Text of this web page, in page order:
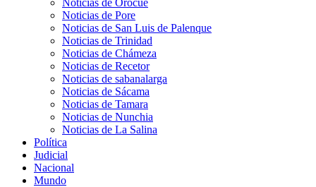
Noticias de Orocue
Noticias de Pore
Noticias de San Luis de Palenque
Noticias de Trinidad
Noticias de Chámeza
Noticias de Recetor
Noticias de sabanalarga
Noticias de Sácama
Noticias de Tamara
Noticias de Nunchia
Noticias de La Salina
Política
Judicial
Nacional
Mundo